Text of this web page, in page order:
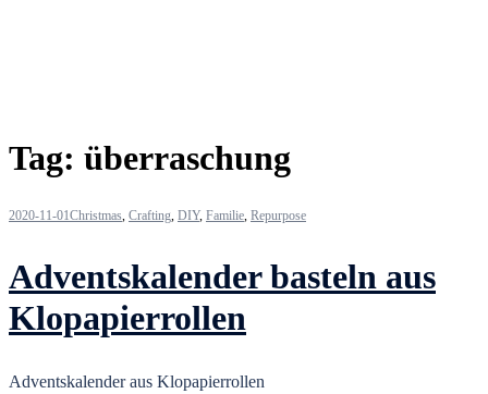
Tag: überraschung
2020-11-01Christmas, Crafting, DIY, Familie, Repurpose
Adventskalender basteln aus
Klopapierrollen
Adventskalender aus Klopapierrollen